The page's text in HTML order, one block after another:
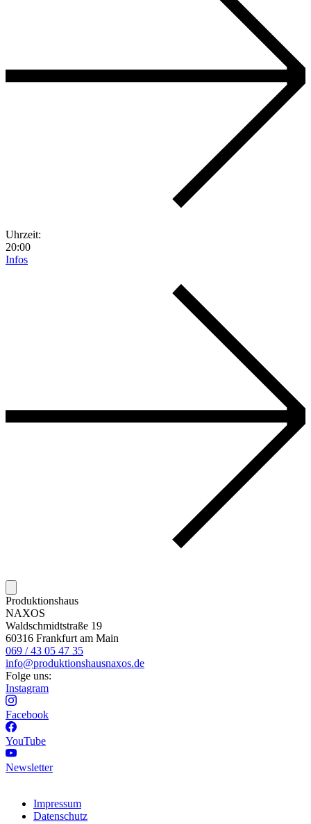
Uhrzeit:
20:00
Infos
Produktionshaus
NAXOS
Waldschmidtstraße 19
60316 Frankfurt am Main
069 / 43 05 47 35
info@produktionshausnaxos.de
Folge uns:
Instagram
Facebook
YouTube
Newsletter
Impressum
Datenschutz